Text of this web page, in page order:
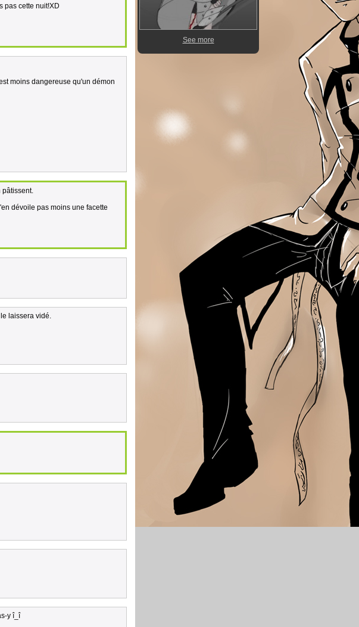
pas cette nuit!XD
moins dangereuse qu'un démon
pâtissent.
dévoile pas moins une facette
laissera vidé.
y î_î
See more